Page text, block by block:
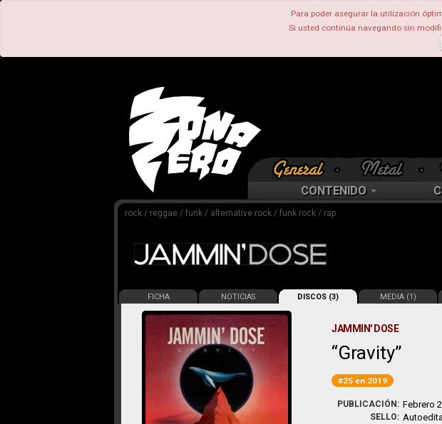
Para poder asegurar la utilización
Si usted continúa navegando sin
CONTENIDO
rock / reggae / funk / alternative rock / funk rock / rap
FICHA NOTICIAS DISCOS (3) MEDIA (1)
JAMMIN' DOSE
Gravity
#25 en 2019
PUBLICACIÓN: Febrero
SELLO: